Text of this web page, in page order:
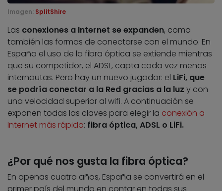
Imagen: SplitShire
Las conexiones a Internet se expanden, como
también las formas de conectarse con el mundo. En
España el uso de la fibra óptica se extiende mientras
que su competidor, el ADSL, capta cada vez menos
internautas. Pero hay un nuevo jugador: el LiFi, que
se podría conectar a la Red gracias a la luz y con
una velocidad superior al wifi. A continuación se
exponen todas las claves para elegir la conexión a
Internet más rápida: fibra óptica, ADSL o LiFi.
¿Por qué nos gusta la fibra óptica?
En apenas cuatro años, España se convertirá en el